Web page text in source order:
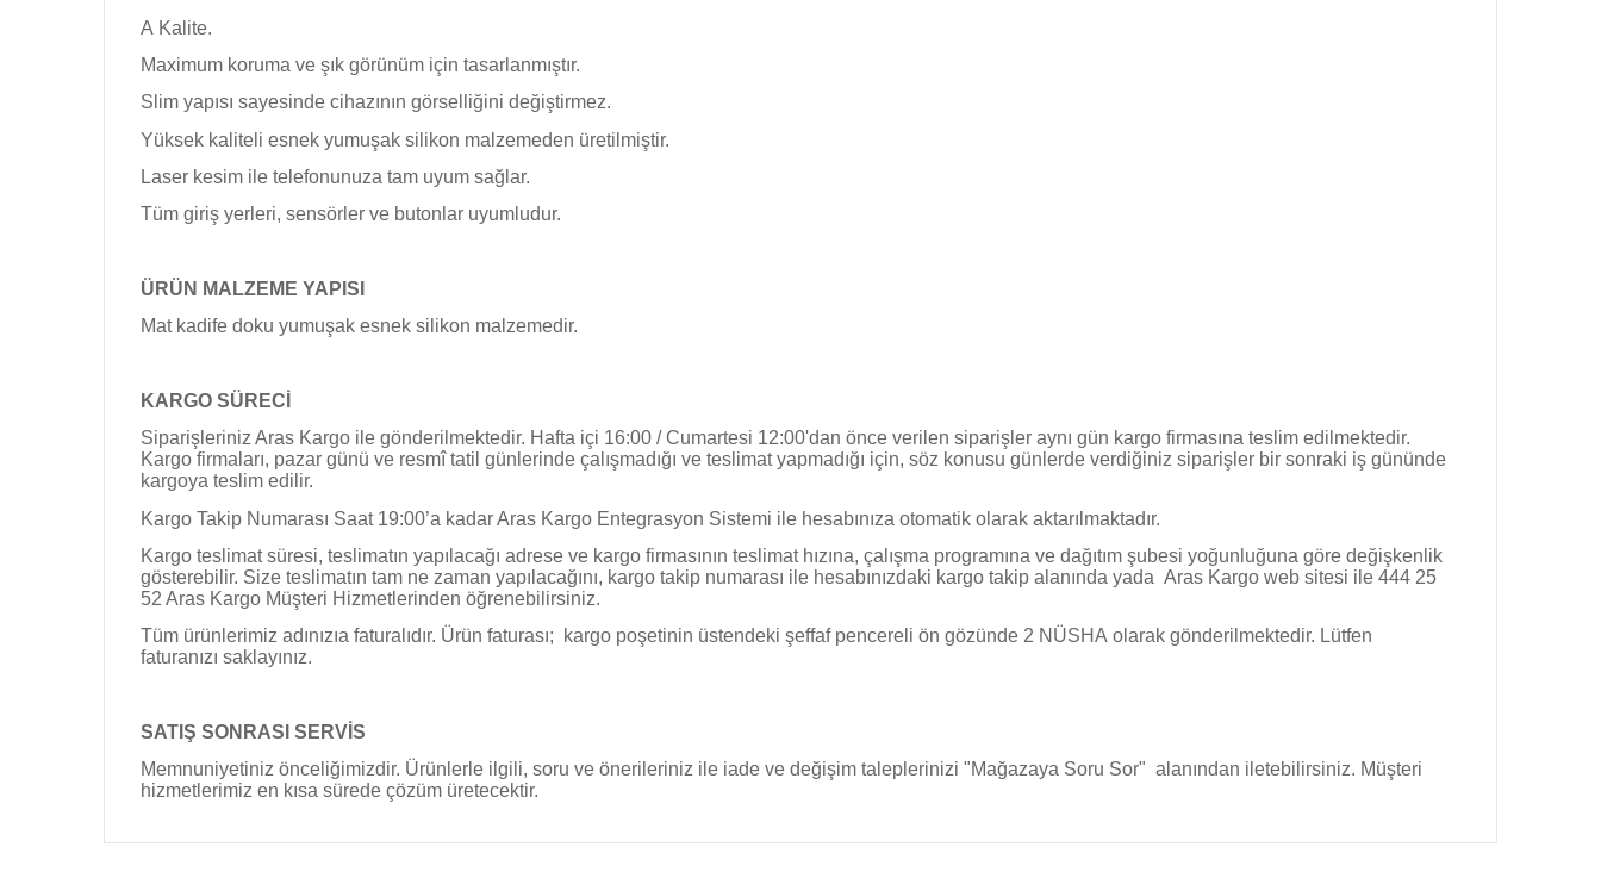
A Kalite.
Maximum koruma ve şık görünüm için tasarlanmıştır.
Slim yapısı sayesinde cihazının görselliğini değiştirmez.
Yüksek kaliteli esnek yumuşak silikon malzemeden üretilmiştir.
Laser kesim ile telefonunuza tam uyum sağlar.
Tüm giriş yerleri, sensörler ve butonlar uyumludur.
ÜRÜN MALZEME YAPISI
Mat kadife doku yumuşak esnek silikon malzemedir.
KARGO SÜRECİ
Siparişleriniz Aras Kargo ile gönderilmektedir. Hafta içi 16:00 / Cumartesi 12:00'dan önce verilen siparişler aynı gün kargo firmasına teslim edilmektedir.
Kargo firmaları, pazar günü ve resmî tatil günlerinde çalışmadığı ve teslimat yapmadığı için, söz konusu günlerde verdiğiniz siparişler bir sonraki iş gününde
kargoya teslim edilir.
Kargo Takip Numarası Saat 19:00’a kadar Aras Kargo Entegrasyon Sistemi ile hesabınıza otomatik olarak aktarılmaktadır.
Kargo teslimat süresi, teslimatın yapılacağı adrese ve kargo firmasının teslimat hızına, çalışma programına ve dağıtım şubesi yoğunluğuna göre değişkenlik
gösterebilir. Size teslimatın tam ne zaman yapılacağını, kargo takip numarası ile hesabınızdaki kargo takip alanında yada Aras Kargo web sitesi ile 444 25
52 Aras Kargo Müşteri Hizmetlerinden öğrenebilirsiniz.
Tüm ürünlerimiz adınızıa faturalıdır. Ürün faturası; kargo poşetinin üstendeki şeffaf pencereli ön gözünde 2 NÜSHA olarak gönderilmektedir. Lütfen
faturanızı saklayınız.
SATIŞ SONRASI SERVİS
Memnuniyetiniz önceliğimizdir. Ürünlerle ilgili, soru ve önerileriniz ile iade ve değişim taleplerinizi "Mağazaya Soru Sor" alanından iletebilirsiniz. Müşteri
hizmetlerimiz en kısa sürede çözüm üretecektir.